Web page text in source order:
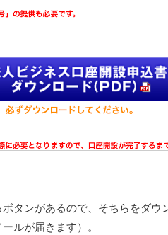
タンがあるので、そちらをダウ
ルが届きます）。